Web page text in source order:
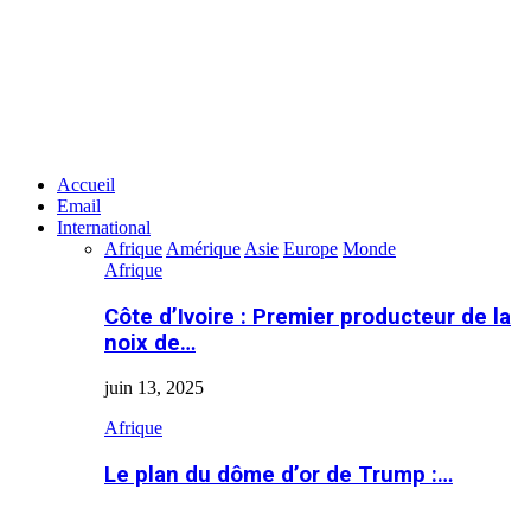
Accueil
Email
International
Afrique Amérique Asie Europe Monde
Afrique
Côte d’Ivoire : Premier producteur de la
noix de…
juin 13, 2025
Afrique
Le plan du dôme d’or de Trump :…